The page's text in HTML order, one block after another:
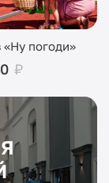
погоди»
₽